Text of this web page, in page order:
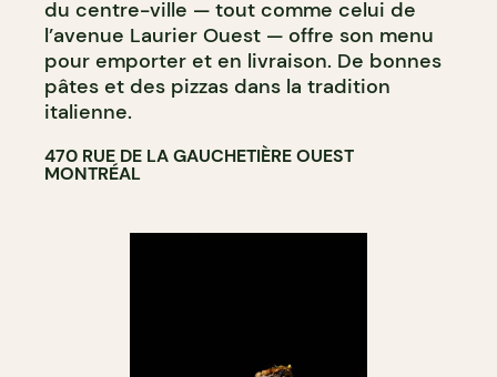
du centre-ville — tout comme celui de
l’avenue Laurier Ouest — offre son menu
pour emporter et en livraison. De bonnes
pâtes et des pizzas dans la tradition
italienne.
470 RUE DE LA GAUCHETIÈRE OUEST
MONTRÉAL